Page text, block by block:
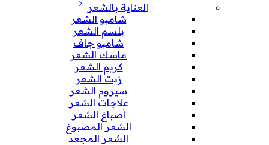
العناية بالشعر
شامبو الشعر
بلسم الشعر
شامبو جاف
ماسك الشعر
كريم الشعر
زيت الشعر
سيروم الشعر
علاجات الشعر
أصباغ الشعر
الشعر المصبوغ
الشعر المجعد